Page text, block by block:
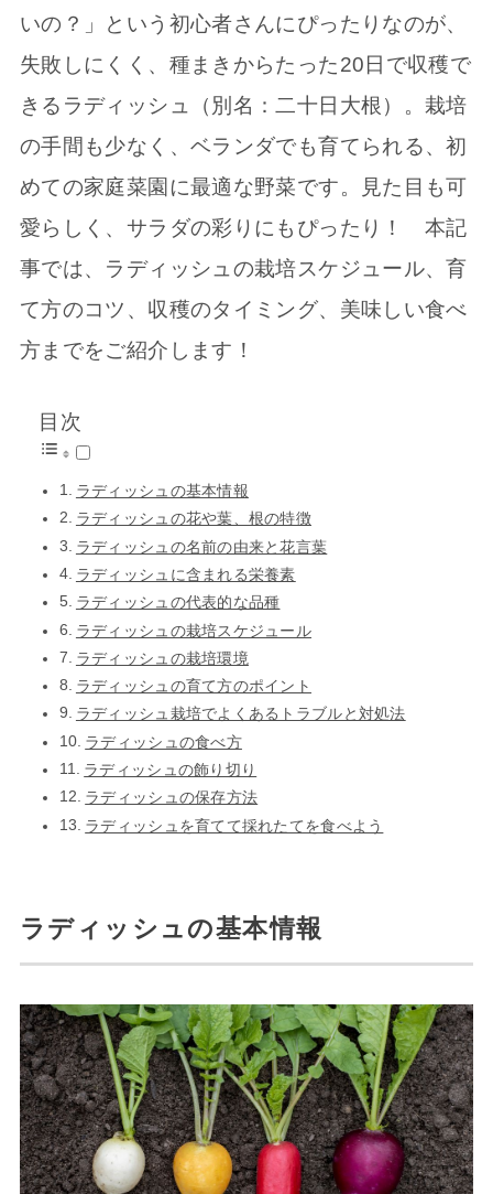
いの？」という初心者さんにぴったりなのが、
失敗しにくく、種まきからたった20日で収穫で
きるラディッシュ（別名：二十日大根）。栽培
の手間も少なく、ベランダでも育てられる、初
めての家庭菜園に最適な野菜です。見た目も可
愛らしく、サラダの彩りにもぴったり！ 本記
事では、ラディッシュの栽培スケジュール、育
て方のコツ、収穫のタイミング、美味しい食べ
方までをご紹介します！
目次
ラディッシュの基本情報
ラディッシュの花や葉、根の特徴
ラディッシュの名前の由来と花言葉
ラディッシュに含まれる栄養素
ラディッシュの代表的な品種
ラディッシュの栽培スケジュール
ラディッシュの栽培環境
ラディッシュの育て方のポイント
ラディッシュ栽培でよくあるトラブルと対処法
ラディッシュの食べ方
ラディッシュの飾り切り
ラディッシュの保存方法
ラディッシュを育てて採れたてを食べよう
ラディッシュの基本情報